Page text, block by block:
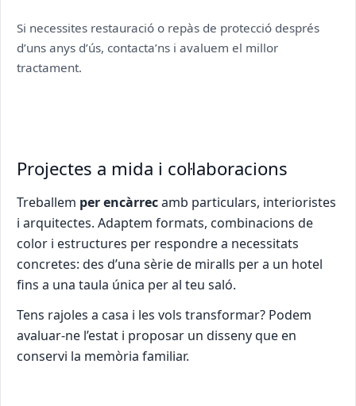
Si necessites restauració o repàs de protecció després
d’uns anys d’ús, contacta’ns i avaluem el millor
tractament.
Projectes a mida i col·laboracions
Treballem per encàrrecamb particulars, interioristes
i arquitectes. Adaptem formats, combinacions de
color i estructures per respondre a necessitats
concretes: des d’una sèrie de miralls per a un hotel
fins a una taula única per al teu saló.
Tens rajoles a casa i les vols transformar? Podem
avaluar-ne l’estat i proposar un disseny que en
conservi la memòria familiar.